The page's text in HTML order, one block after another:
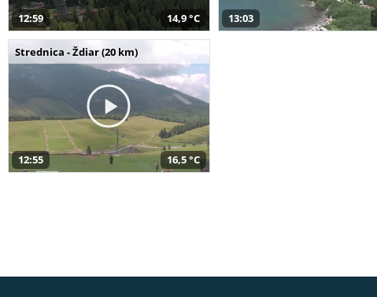
12:59 14,9 °C 13:03
Strednica - Ždiar (20 km)
12:55 16,5 °C